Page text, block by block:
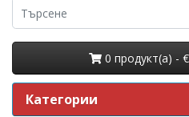
Категории